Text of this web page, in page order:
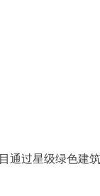
过星级绿色建筑